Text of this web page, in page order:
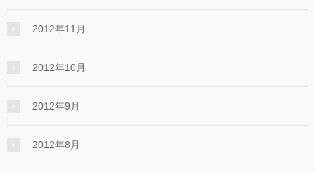
2012年11月
2012年10月
2012年9月
2012年8月